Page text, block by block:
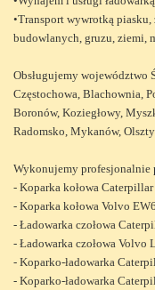
•Transport wywrotką
budowlanych, gruzu, ziemi,
Obsługujemy województwo
Częstochowa, Blachownia,
Boronów, Koziegłowy,
Radomsko, Mykanów,
Wykonujemy profesjonalnie
- Koparka kołowa
- Koparka kołowa Volvo
- Ładowarka czołowa
- Ładowarka czołowa Volvo
- Koparko-ładowarka
- Koparko-ładowarka